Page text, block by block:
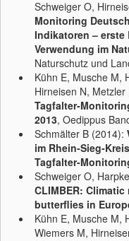
Schweiger O,
Monitoring
Indikatoren –
Verwendung im
Naturschutz und
Kühn E, Musche M,
Hirneisen N,
Tagfalter-
2013, Oedippus
Schmälter B (2014):
im Rhein-Sieg-
Tagfalter-
Schweiger O,
CLIMBER:
butterflies in
Kühn E, Musche M,
Wiemers M,